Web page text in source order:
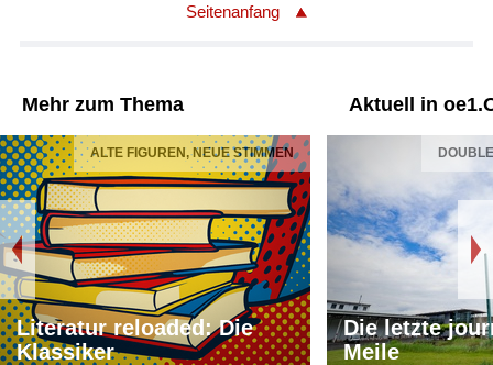
Seitenanfang
Mehr zum Thema
ALTE FIGUREN, NEUE STIMMEN
Literatur reloaded: Die
Klassiker
Aktuell in
Die letzte
Meile